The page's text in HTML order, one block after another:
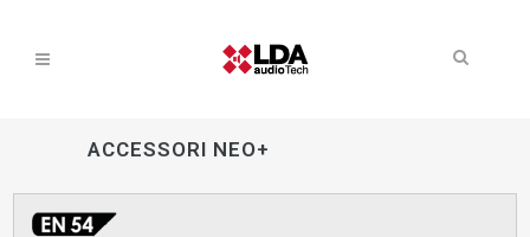
ACCESSORI NEO+